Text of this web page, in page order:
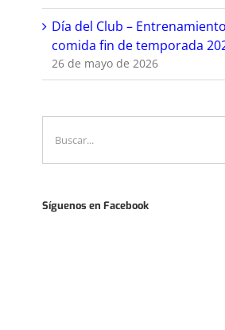
Día del Club –
comida fin de temporada
26 de mayo de 2026
Síguenos en Facebook